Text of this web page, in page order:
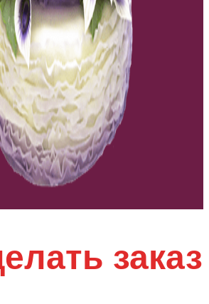
заказ